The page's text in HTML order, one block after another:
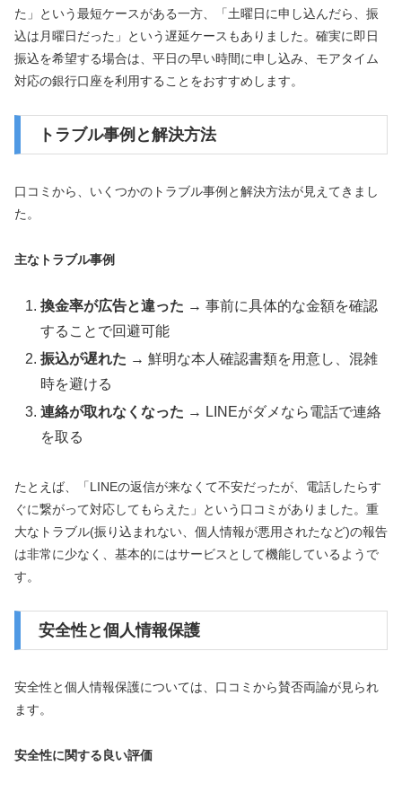
た」という最短ケースがある一方、「土曜日に申し込んだら、振
込は月曜日だった」という遅延ケースもありました。確実に即日
振込を希望する場合は、平日の早い時間に申し込み、モアタイム
対応の銀行口座を利用することをおすすめします。
トラブル事例と解決方法
口コミから、いくつかのトラブル事例と解決方法が見えてきまし
た。
主なトラブル事例
換金率が広告と違った → 事前に具体的な金額を確認
することで回避可能
振込が遅れた → 鮮明な本人確認書類を用意し、混雑
時を避ける
連絡が取れなくなった → LINEがダメなら電話で連絡
を取る
たとえば、「LINEの返信が来なくて不安だったが、電話したらす
ぐに繋がって対応してもらえた」という口コミがありました。重
大なトラブル(振り込まれない、個人情報が悪用されたなど)の報告
は非常に少なく、基本的にはサービスとして機能しているようで
す。
安全性と個人情報保護
安全性と個人情報保護については、口コミから賛否両論が見られ
ます。
安全性に関する良い評価